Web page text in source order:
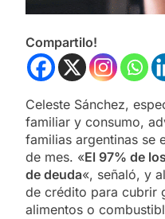
Compartilo!
Celeste Sánchez,
familiar y consumo,
familias argentinas se
de mes. «El 97% de
de deuda«, señaló, y
de crédito para cubrir
alimentos o